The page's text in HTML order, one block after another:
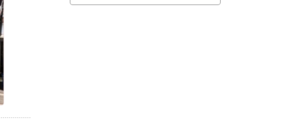
wird